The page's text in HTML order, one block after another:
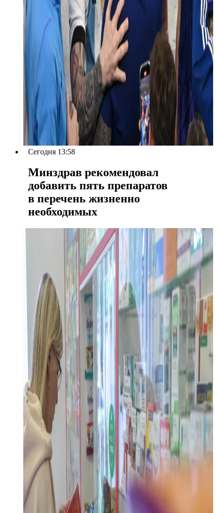
Сегодня 13:58
Минздрав рекомендовал
добавить пять препаратов
в перечень жизненно
необходимых